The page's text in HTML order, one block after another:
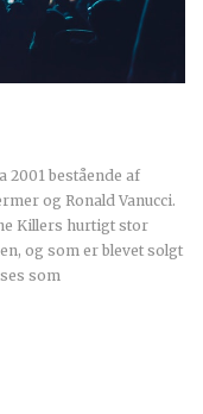
2001 bestående af
og Ronald Vanucci.
Killers hurtigt stor
og som er blevet solgt
som